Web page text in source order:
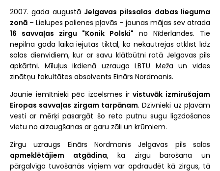
2007. gada augustā Jelgavas pilssalas dabas lieguma
zonā – Lielupes palienes pļavās – jaunas mājas sev atrada
16 savvaļas zirgu "Konik Polski" no Nīderlandes. Tie
nepilna gada laikā iejutās tiktāl, ka nekautrējas atklīst līdz
salas dienvidiem, kur ar savu klātbūtni rotā Jelgavas pils
apkārtni. Mīluļus ikdienā uzrauga LBTU Meža un vides
zinātņu fakultātes absolvents Einārs Nordmanis.
Jaunie iemītnieki pēc izcelsmes irvistuvāk izmirušajam
Eiropas savvaļas zirgam tarpānam. Dzīvnieki uz pļavām
vesti ar mērķi pasargāt šo reto putnu sugu ligzdošanas
vietu no aizaugšanas ar garu zāli un krūmiem.
Zirgu uzraugs Einārs Nordmanis Jelgavas pils salas
apmeklētājiem atgādina, ka zirgu barošana un
pārgalvīga tuvošanās viņiem var apdraudēt kā zirgus, tā